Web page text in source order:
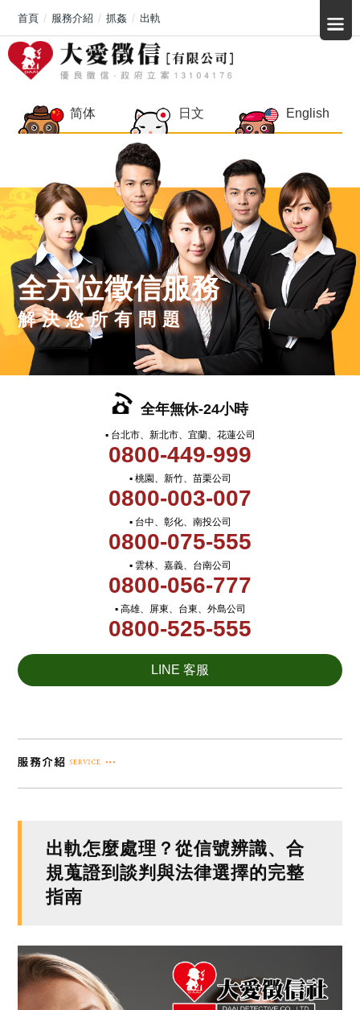
简体 日文 English
全方位徵信服務
解決您所有問題
全年無休-24小時
▪ 台北市、新北市、宜蘭、花蓮公司
0800-449-999
▪ 桃園、新竹、苗栗公司
0800-003-007
▪ 台中、彰化、南投公司
0800-075-555
▪ 雲林、嘉義、台南公司
0800-056-777
▪ 高雄、屏東、台東、外島公司
0800-525-555
LINE 客服
首頁 服務介紹 抓姦 出軌
出軌怎麼處理？從信號辨識、合
規蒐證到談判與法律選擇的完整
指南